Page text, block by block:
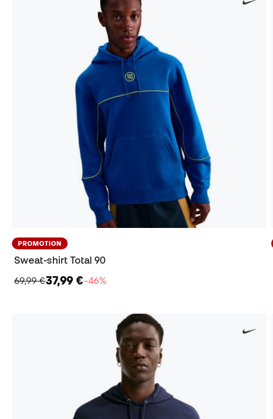
PROMOTION
Sweat-shirt Total 90
69,99 €37,99 €−46%